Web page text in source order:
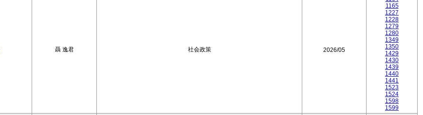
聶 逸君 社会政策 2026/05
1165
1227
1228
1279
1280
1349
1350
1429
1430
1439
1440
1441
1523
1524
1598
1599